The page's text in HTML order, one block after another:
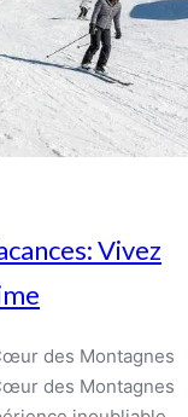
Vivez
des Montagnes
des Montagnes